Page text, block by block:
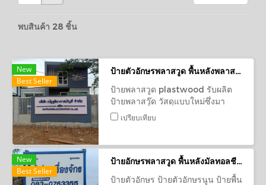
พบสินค้า 28 ชิ้น
New
Best Seller
ป้ายตัวอักษรพลาสวูด พื้นหลังพลาสวูด สำนักงานบัญชี จ.หนองบัว
ป้ายพลาสวูด plastwood รับผลิต
ป้ายพลาสวู๊ด วัสดุแบบใหม่ซึ่งมา
พร้อมความแข็งแรงและความทนทาน
เปรียบเทียบ
New
Best Seller
ป้ายอักษรพลาสวูด พื้นหลังมัลทอลชีส บริษัท ยูดีเครน
ป้ายตัวอักษร ป้ายตัวอักษรนูน ป้ายพื้น